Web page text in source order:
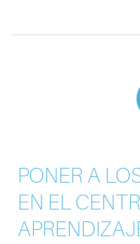
PONER A
EN EL